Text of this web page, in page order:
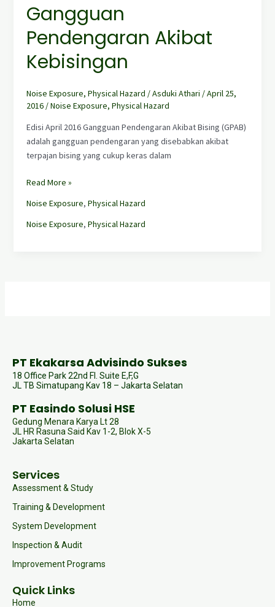
Gangguan
Pendengaran Akibat
Kebisingan
Noise Exposure, Physical Hazard /Asduki Athari /April 25,
2016 /Noise Exposure, Physical Hazard
Edisi April 2016 Gangguan Pendengaran Akibat Bising (GPAB)
adalah gangguan pendengaran yang disebabkan akibat
terpajan bising yang cukup keras dalam
Read More »
Noise Exposure, Physical Hazard
Noise Exposure, Physical Hazard
PT Ekakarsa Advisindo Sukses
18 Office Park 22nd Fl. Suite E,F,G
JL TB Simatupang Kav 18 – Jakarta Selatan
PT Easindo Solusi HSE
Gedung Menara Karya Lt 28
JL HR Rasuna Said Kav 1-2, Blok X-5
Jakarta Selatan
Services
Assessment & Study
Training & Development
System Development
Inspection & Audit
Improvement Programs
Quick Links
Home